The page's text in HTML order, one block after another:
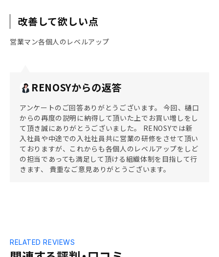
改善して欲しい点
営業マン各個人のレベルアップ
RENOSYからの返答
アンケートのご回答ありがとうございます。 今回、樋口
からの再度の説明に納得して頂いた上でお買い増しをし
て頂き誠にありがとうございました。 RENOSYでは新
入社員や中途での入社社員共に営業の研修をさせて頂い
ておりますが、これからも各個人のレベルアップをしど
の担当であっても満足して頂ける組織体制を目指して行
きます、 貴重なご意見ありがとうございます。
RELATED REVIEWS